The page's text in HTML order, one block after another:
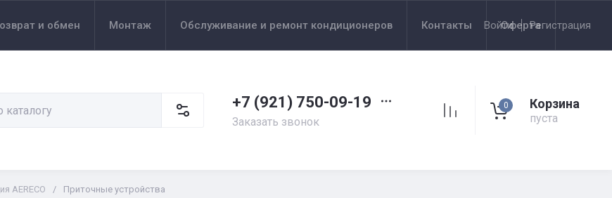
и обмен Монтаж Обслуживание и ремонт кондиционеров Контакты Оферта
Войти Регистрация
+7 (921) 750-09-19
Заказать звонок
0 Корзина
пуста
AERECO / Приточные устройства